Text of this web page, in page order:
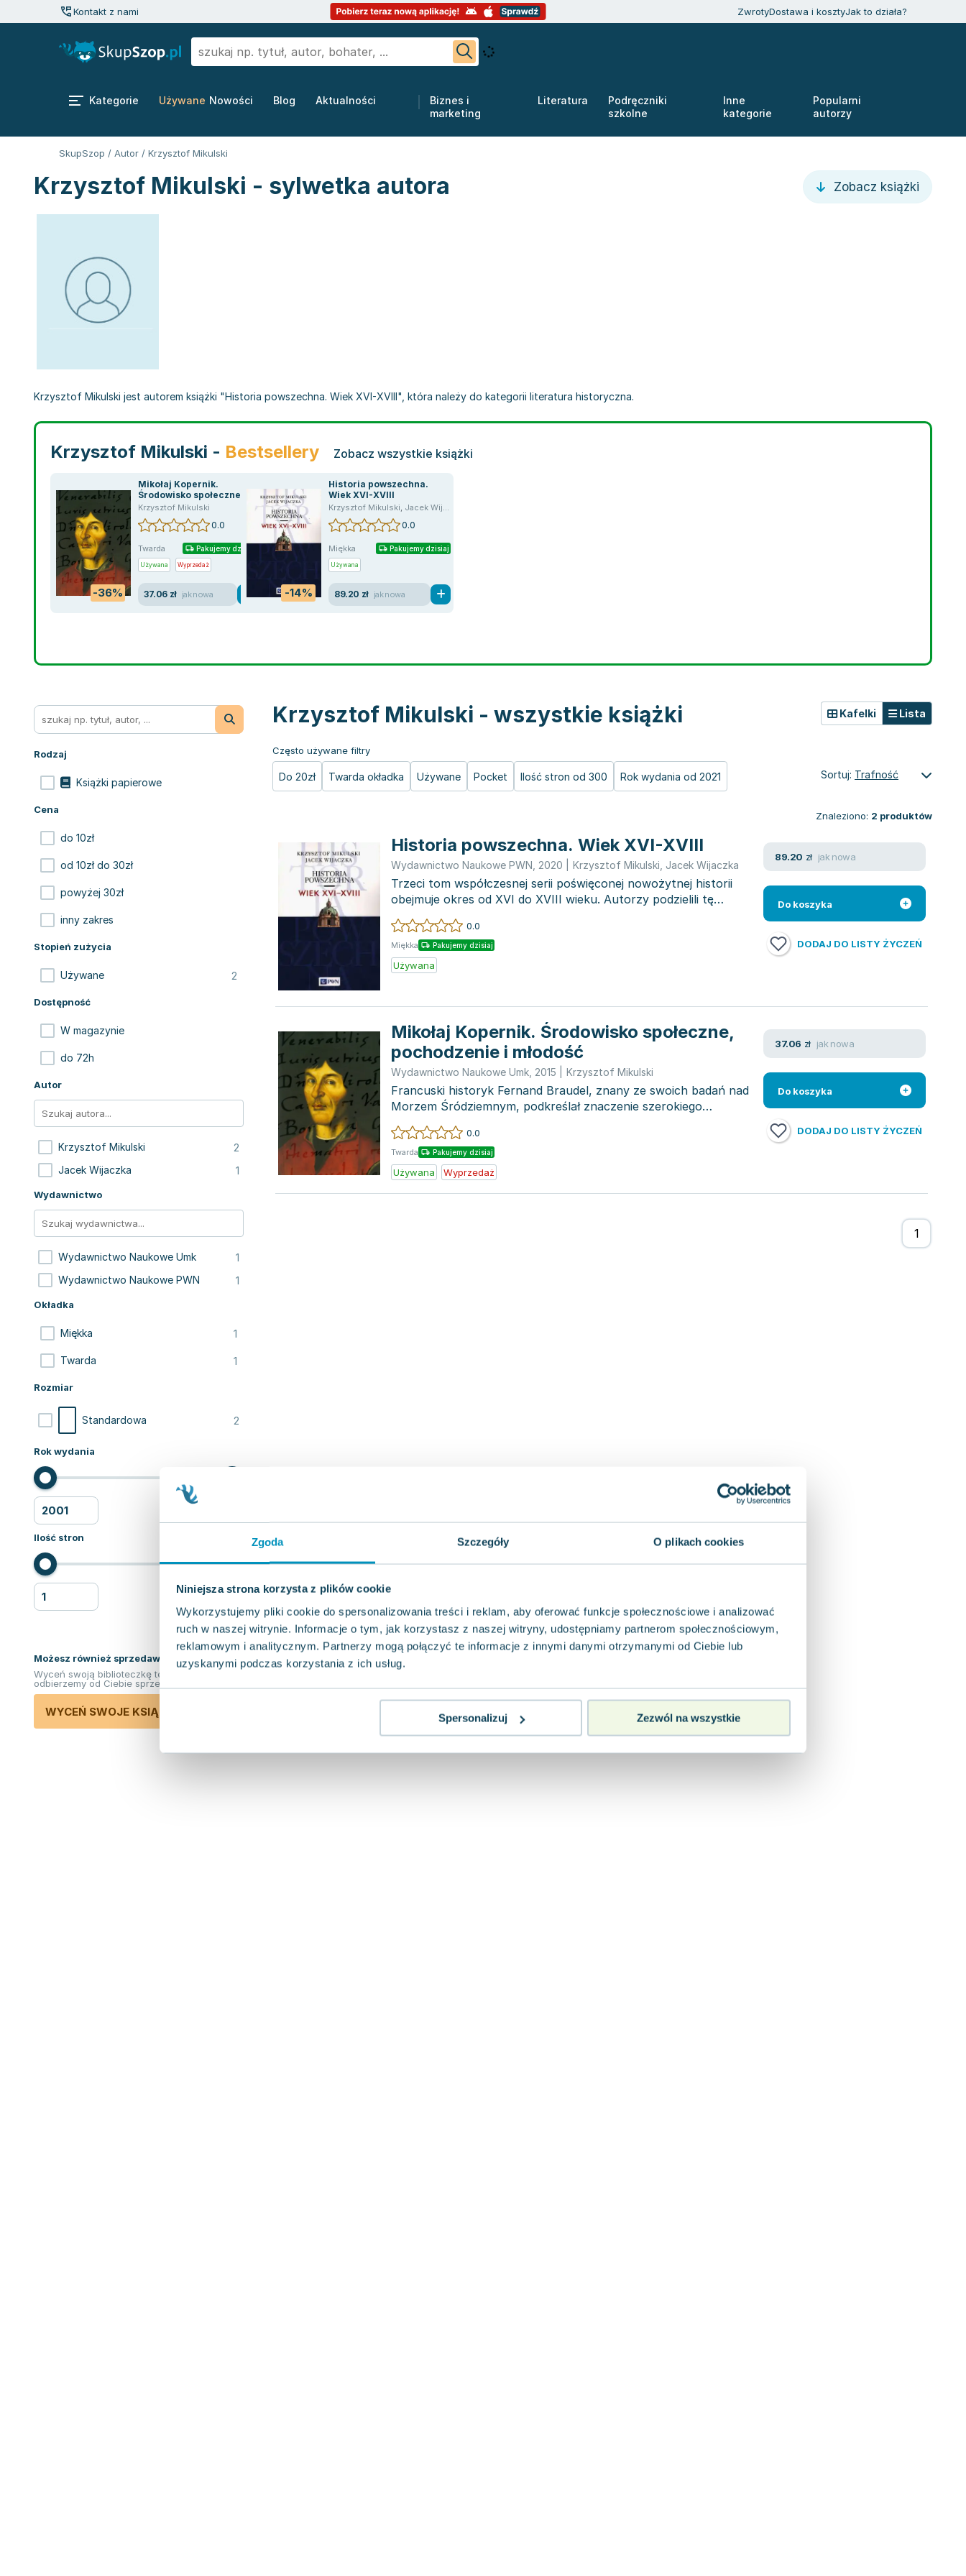
Zgoda Szczegóły O plikach cookies
Niniejsza strona korzysta z plików cookie
Wykorzystujemy pliki cookie do spersonalizowania treści i reklam, aby oferować funkcje społecznościowe i analizować
ruch w naszej witrynie. Informacje o tym, jak korzystasz z naszej witryny, udostępniamy partnerom społecznościowym,
reklamowym i analitycznym. Partnerzy mogą połączyć te informacje z innymi danymi otrzymanymi od Ciebie lub
uzyskanymi podczas korzystania z ich usług.
Spersonalizuj Zezwól na wszystkie
Kontakt z nami ZwrotyDostawa i kosztyJak to działa?
Kategorie Używane Nowości Blog Aktualności
Biznes i
marketing
Literatura
Podręczniki
szkolne
Inne
kategorie
Popularni
autorzy
SkupSzop / Autor / Krzysztof Mikulski
Krzysztof Mikulski - sylwetka autora Zobacz książki
Krzysztof Mikulski jest autorem książki "Historia powszechna. Wiek XVI-XVIII", która należy do kategorii literatura historyczna.
Krzysztof Mikulski - Bestsellery Zobacz wszystkie książki
-36%
Mikołaj Kopernik.
Środowisko społeczne,
pochodzenie i młodość
Krzysztof Mikulski
0.0
Twarda Pakujemy dzisiaj
Używana Wyprzedaż
37.06 zł jak nowa -14%
Historia powszechna.
Wiek XVI-XVIII
Krzysztof Mikulski, Jacek Wijaczka
0.0
Miękka Pakujemy dzisiaj
Używana
89.20 zł jak nowa
Rodzaj
Książki papierowe
Cena
do 10zł
od 10zł do 30zł
powyżej 30zł
inny zakres
Stopień zużycia
Używane 2
Dostępność
W magazynie
do 72h
Autor
Krzysztof Mikulski 2
Jacek Wijaczka 1
Wydawnictwo
Wydawnictwo Naukowe Umk 1
Wydawnictwo Naukowe PWN 1
Okładka
Miękka 1
Twarda 1
Rozmiar
Standardowa 2
Rok wydania
Ilość stron
Możesz również sprzedawać ksiązki!
Wyceń swoją biblioteczkę teraz. Odkupimy i
odbierzemy od Ciebie sprzedane książki.
WYCEŃ SWOJE KSIĄŻKI
Krzysztof Mikulski - wszystkie książki
Często używane filtry
Do 20zł Twarda okładka Używane Pocket Ilość stron od 300 Rok wydania od 2021
Kafelki Lista
Sortuj: Trafność
Znaleziono: 2 produktów
Historia powszechna. Wiek XVI-XVIII
Wydawnictwo Naukowe PWN 2020 Krzysztof Mikulski Jacek Wijaczka
Trzeci tom współczesnej serii poświęconej nowożytnej historii
obejmuje okres od XVI do XVIII wieku. Autorzy podzielili tę
książkę...
0.0
Miękka Pakujemy dzisiaj
Używana
89.20 zł jak nowa
Do koszyka
DODAJ DO LISTY ŻYCZEŃ
Mikołaj Kopernik. Środowisko społeczne,
pochodzenie i młodość
Wydawnictwo Naukowe Umk 2015 Krzysztof Mikulski
Francuski historyk Fernand Braudel, znany ze swoich badań nad
Morzem Śródziemnym, podkreślał znaczenie szerokiego
kontekstu przest...
0.0
Twarda Pakujemy dzisiaj
Używana Wyprzedaż
37.06 zł jak nowa
Do koszyka
DODAJ DO LISTY ŻYCZEŃ